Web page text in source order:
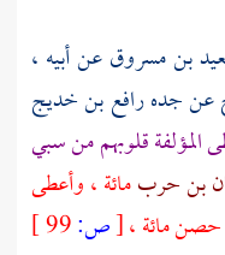
بن مسروقعن أبيه ،
عن جدهرافع بن خديج
المؤلفة قلوبهم من سبي
بن حربمائة ، وأعطى
حصنمائة ،[ص: